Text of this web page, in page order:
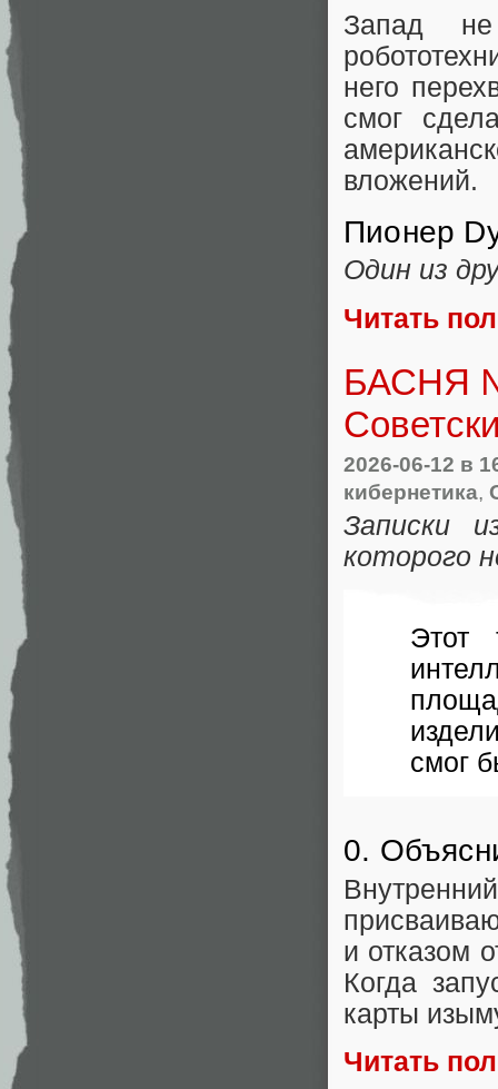
Запад
него
смог
вложений.
Пионер
Один из
Читать
БАСНЯ
2026-06-12 в
кибернетика,
Записки
которого
Этот
смог
0.
и отказом
Когда
карты
Читать